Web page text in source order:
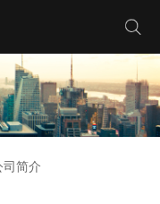
司简介